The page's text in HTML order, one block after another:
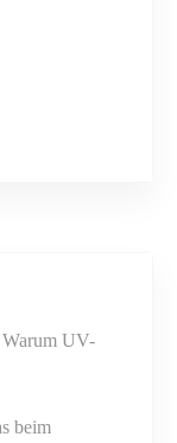
Warum UV-
beim